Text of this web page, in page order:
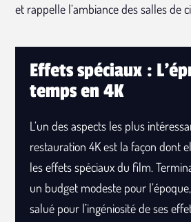
et rappelle l’ambiance des salles de
Effets spéciaux :
temps en 4K
L’un des aspects les plus
restauration 4K est la façon dont
les effets spéciaux du film.
un budget modeste pour
salué pour l’ingéniosité de ses